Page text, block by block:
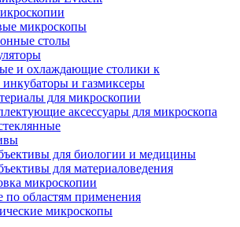
микроскопы
столы
и охлаждающие столики к
и газмиксеры
для микроскопии
аксессуары для микроскопа
для биологии и медицины
для материаловедения
микроскопии
по областям применения
микроскопы